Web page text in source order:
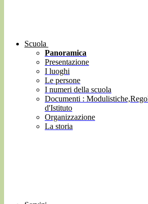
Scuola
Panoramica
Presentazione
I luoghi
Le persone
I numeri della scuola
Documenti :
d'Istituto
Organizzazione
La storia